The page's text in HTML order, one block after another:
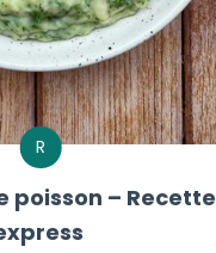
R
poisson – Recette